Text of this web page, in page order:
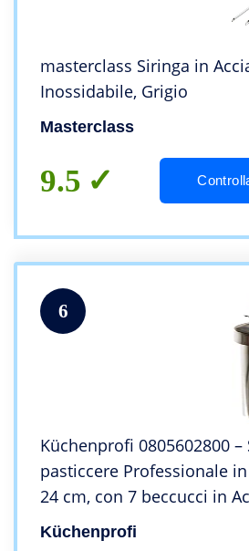
masterclass Siringa in
Inossidabile, Grigio
Masterclass
9.5
6
Küchenprofi 0805602800 –
pasticcere Professionale
24 cm, con 7 beccucci in
Chiusura a baionetta,
Küchenprofi